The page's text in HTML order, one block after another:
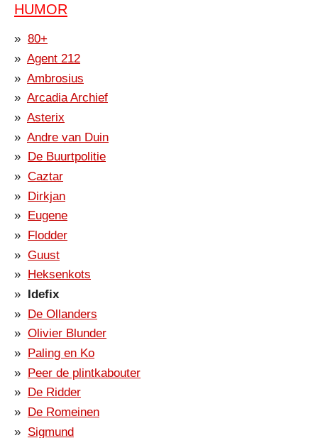
HUMOR
80+
Agent 212
Ambrosius
Arcadia Archief
Asterix
Andre van Duin
De Buurtpolitie
Caztar
Dirkjan
Eugene
Flodder
Guust
Heksenkots
Idefix
De Ollanders
Olivier Blunder
Paling en Ko
Peer de plintkabouter
De Ridder
De Romeinen
Sigmund